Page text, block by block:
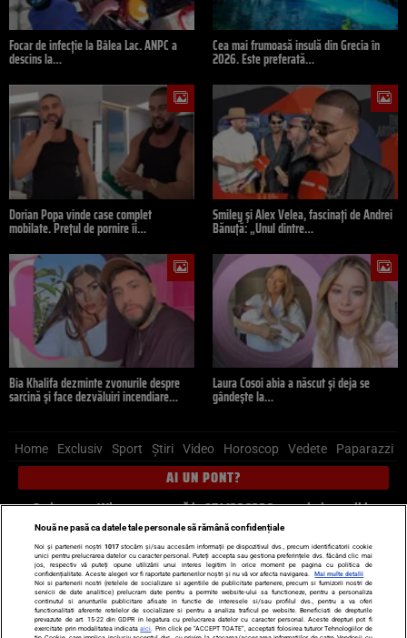
Focar de infecție la Bâlea Lac. ANPC a
descins la…
Cea mai frumoasă insulă din Grecia în
2026. Este preferată…
Dorian Popa vinde case complet
mobilate. Prețul de pornire îi…
Smiley și Alex Velea, fascinați de Andrei
Bănuță: „Unul dintre…
Bia Khalifa dezminte zvonurile despre
sarcină și face dezvăluiri incendiare…
Laura Cosoi abia a născut și deja se
gândește la…
Home Exclusiv Sport Știri Video Horoscop Vedete Paparazzi
AI UN PONT?
Scrie-ne pe Whatsapp, sună la 0741226226 sau trimite mail la
pont@cancan.ro
Știri interne Știri externe
Politică
Ultimele stiri
Diete Insula Iubirii Dictionar de vise
LIFE STYLE
Horoscop
Nouă ne pasă ca datele tale personale să rămână confidențiale
Noi și partenerii noștri 1017stocăm și/sau accesăm informații pe dispozitivul dvs., precum identificatorii cookie
unici pentru prelucrarea datelor cu caracter personal. Puteți accepta sau gestiona preferințele dvs. făcând clic mai
jos, respectiv vă puteți opune utilizării unui interes legitim în orice moment pe pagina cu politica de
confidențialitate. Aceste alegeri vor fi raportate partenerilor noștri și nu vă vor afecta navigarea.
Mai multe detalii
Noi si partenerii nostri (retelele de socializare si agentiile de publicitate partenere, precum si furnizorii nostri de
servicii de date analitice) prelucram date pentru a permite website-ului sa functioneze, pentru a personaliza
continutul si anunturile publicitare afisate in functie de interesele si/sau profilul dvs., pentru a va oferi
functionalitati aferente retelelor de socializare si pentru a analiza traficul pe website. Beneficiati de drepturile
prevazute de art. 15-22 din GDPR in legatura cu prelucrarea datelor cu caracter personal. Aceste drepturi pot fi
exercitate prin modalitatea indicataaici . Prin click pe “ACCEPT TOATE”, acceptati folosirea tuturor Tehnologiilor de